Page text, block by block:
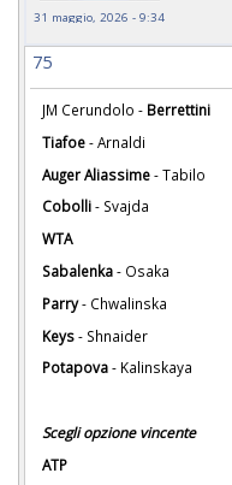
31 maggio, 2026 - 9:34
75
JM Cerundolo - Berrettini
Tiafoe- Arnaldi
Auger Aliassime- Tabilo
Cobolli- Svajda
WTA
Sabalenka- Osaka
Parry- Chwalinska
Keys- Shnaider
Potapova- Kalinskaya
Scegli opzione vincente
ATP